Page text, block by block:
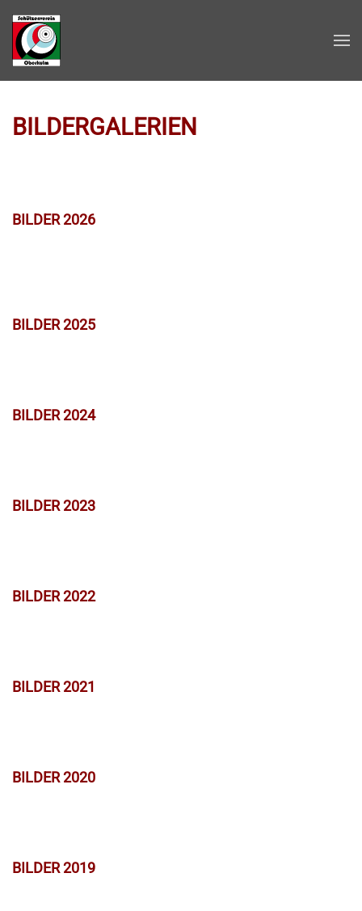
Zum Hauptinhalt springen
BILDERGALERIEN
BILDER 2026
BILDER 2025
BILDER 2024
BILDER 2023
BILDER 2022
BILDER 2021
BILDER 2020
BILDER 2019